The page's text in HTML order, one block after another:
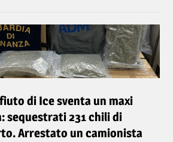
di Ice sventa un maxi
sequestrati 231 chili di
Arrestato un camionista